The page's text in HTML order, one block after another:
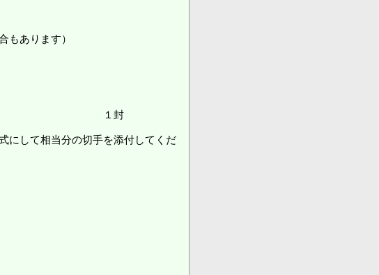
ます）
の） １封
分の切手を添付してくだ